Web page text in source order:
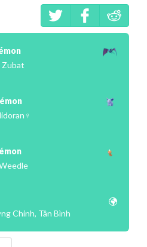
Zubat
Chinh, Tân Bình